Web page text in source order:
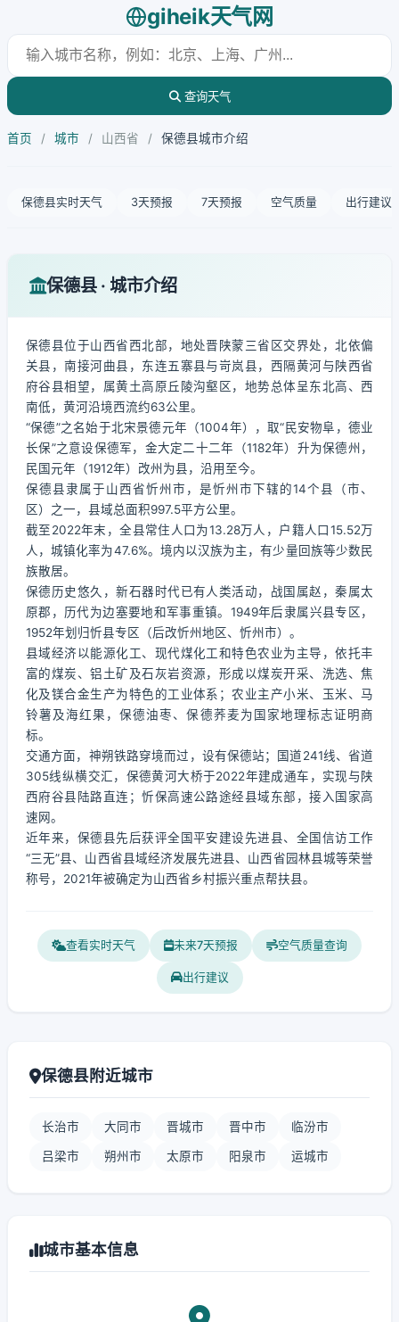
giheik天气网
查询天气
首页 / 城市 / 山西省 / 保德县城市介绍
保德县实时天气 3天预报 7天预报 空气质量 出行建议
保德县 · 城市介绍
保德县位于山西省西北部，地处晋陕蒙三省区交界处，北依偏
关县，南接河曲县，东连五寨县与岢岚县，西隔黄河与陕西省
府谷县相望，属黄土高原丘陵沟壑区，地势总体呈东北高、西
南低，黄河沿境西流约63公里。
“保德”之名始于北宋景德元年（1004年），取“民安物阜，德业
长保”之意设保德军，金大定二十二年（1182年）升为保德州，
民国元年（1912年）改州为县，沿用至今。
保德县隶属于山西省忻州市，是忻州市下辖的14个县（市、
区）之一，县域总面积997.5平方公里。
截至2022年末，全县常住人口为13.28万人，户籍人口15.52万
人，城镇化率为47.6%。境内以汉族为主，有少量回族等少数民
族散居。
保德历史悠久，新石器时代已有人类活动，战国属赵，秦属太
原郡，历代为边塞要地和军事重镇。1949年后隶属兴县专区，
1952年划归忻县专区（后改忻州地区、忻州市）。
县域经济以能源化工、现代煤化工和特色农业为主导，依托丰
富的煤炭、铝土矿及石灰岩资源，形成以煤炭开采、洗选、焦
化及镁合金生产为特色的工业体系；农业主产小米、玉米、马
铃薯及海红果，保德油枣、保德荞麦为国家地理标志证明商
标。
交通方面，神朔铁路穿境而过，设有保德站；国道241线、省道
305线纵横交汇，保德黄河大桥于2022年建成通车，实现与陕
西府谷县陆路直连；忻保高速公路途经县域东部，接入国家高
速网。
近年来，保德县先后获评全国平安建设先进县、全国信访工作
“三无”县、山西省县域经济发展先进县、山西省园林县城等荣誉
称号，2021年被确定为山西省乡村振兴重点帮扶县。
查看实时天气 未来7天预报 空气质量查询
出行建议
保德县附近城市
长治市 大同市 晋城市 晋中市 临汾市
吕梁市 朔州市 太原市 阳泉市 运城市
城市基本信息